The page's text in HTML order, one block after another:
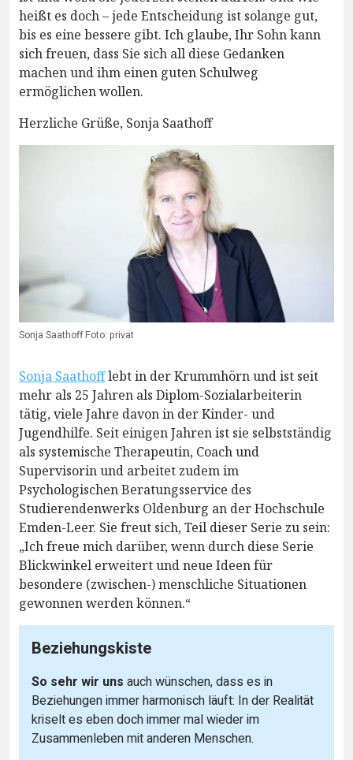
heißt es doch – jede Entscheidung ist solange gut,
bis es eine bessere gibt. Ich glaube, Ihr Sohn kann
sich freuen, dass Sie sich all diese Gedanken
machen und ihm einen guten Schulweg
ermöglichen wollen.
Herzliche Grüße, Sonja Saathoff
Sonja Saathoff Foto: privat
Sonja Saathofflebt in der Krummhörn und ist seit
mehr als 25 Jahren als Diplom-Sozialarbeiterin
tätig, viele Jahre davon in der Kinder- und
Jugendhilfe. Seit einigen Jahren ist sie selbstständig
als systemische Therapeutin, Coach und
Supervisorin und arbeitet zudem im
Psychologischen Beratungsservice des
Studierendenwerks Oldenburg an der Hochschule
Emden-Leer. Sie freut sich, Teil dieser Serie zu sein:
„Ich freue mich darüber, wenn durch diese Serie
Blickwinkel erweitert und neue Ideen für
besondere (zwischen-) menschliche Situationen
gewonnen werden können.“
Beziehungskiste
So sehr wir uns auch wünschen, dass es in
Beziehungen immer harmonisch läuft: In der Realität
kriselt es eben doch immer mal wieder im
Zusammenleben mit anderen Menschen.